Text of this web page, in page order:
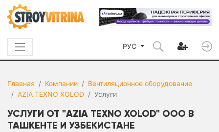
РУС
Главная Компании
Вентиляционное оборудование
AZIA TEXNO XOLOD
Услуги
УСЛУГИ ОТ "AZIA TEXNO XOLOD" ООО В
ТАШКЕНТЕ И УЗБЕКИСТАНЕ